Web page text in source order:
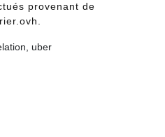
provenant de
uber